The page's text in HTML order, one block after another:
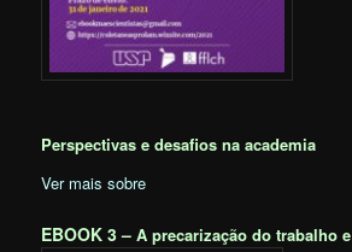
Perspectivas e desafios na academia
Ver mais sobre
EBOOK 3 –A precarização do trabalho e